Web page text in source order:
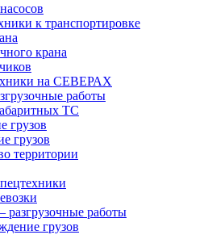
к транспортировке
крана
на СЕВЕРАХ
работы
ТС
грузов
грузов
территории
разгрузочные работы
грузов